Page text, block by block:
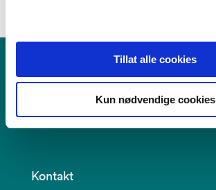
Tillat alle cookies
Kun nødvendige cookies
Nasjonalt kompetansesenter
for legevaktmedisin
Kontakt